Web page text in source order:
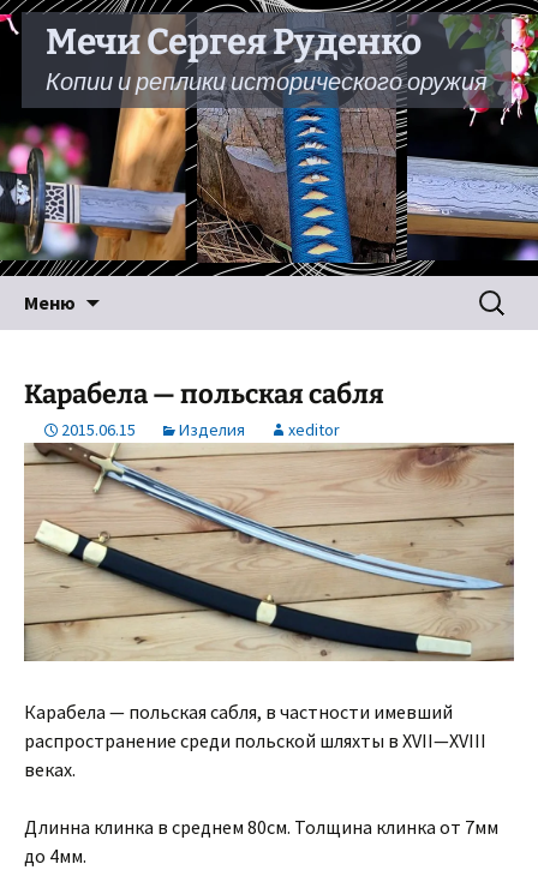
Мечи Сергея Руденко
Копии и реплики исторического оружия
Меню Найти:
Карабела — польская сабля
2015.06.15 Изделия xeditor
Карабела — польская сабля, в частности имевший
распространение среди польской шляхты в XVII—XVIII
веках.
Длинна клинка в среднем 80см. Толщина клинка от 7мм
до 4мм.